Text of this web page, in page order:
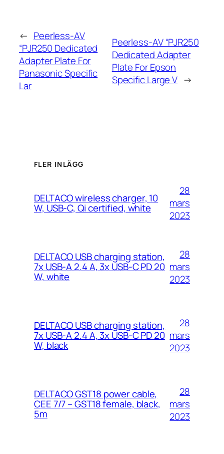
← Peerless-AV
“PJR250 Dedicated
Adapter Plate For
Panasonic Specific
Lar
Peerless-AV “PJR250
Dedicated Adapter
Plate For Epson
Specific Large V →
FLER INLÄGG
DELTACO wireless charger, 10
W, USB-C, Qi certified, white
28
mars
2023
DELTACO USB charging station,
7x USB-A 2.4 A, 3x USB-C PD 20
W, white
28
mars
2023
DELTACO USB charging station,
7x USB-A 2.4 A, 3x USB-C PD 20
W, black
28
mars
2023
DELTACO GST18 power cable,
CEE 7/7 – GST18 female, black,
5m
28
mars
2023